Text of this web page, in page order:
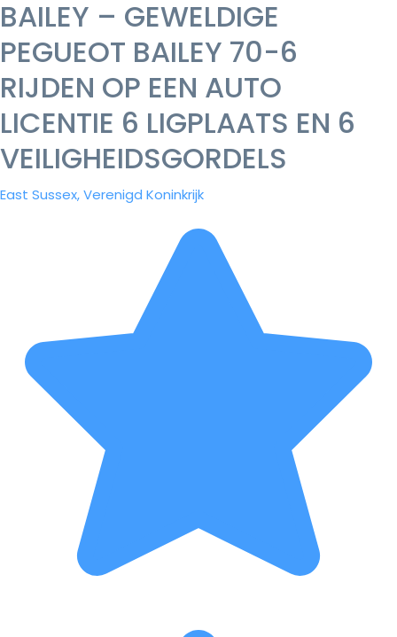
BAILEY – GEWELDIGE
PEGUEOT BAILEY 70-6
RIJDEN OP EEN AUTO
LICENTIE 6 LIGPLAATS EN 6
VEILIGHEIDSGORDELS
East Sussex, Verenigd Koninkrijk